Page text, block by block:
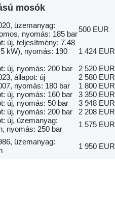
mosók
üzemanyag:
nyomás: 185 bar
500 EUR
új, teljesítmény: 7.48
kW), nyomás: 190
1 424 EUR
új, nyomás: 200 bar
2 520 EUR
állapot: új
2 580 EUR
nyomás: 180 bar
1 800 EUR
új, nyomás: 160 bar
3 350 EUR
új, nyomás: 50 bar
3 948 EUR
új, nyomás: 200 bar
2 208 EUR
új, üzemanyag:
nyomás: 250 bar
1 575 EUR
üzemanyag:
1 950 EUR